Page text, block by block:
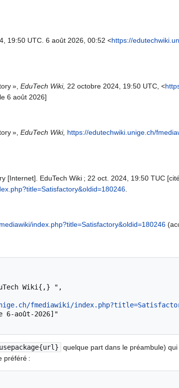
19:50 UTC. 6 août 2026, 00:52 <https://
», EduTech Wiki, 22 octobre 2024, 19:50 UTC, <
6 août 2026]
», EduTech Wiki, https://edutechwiki.unige.ch/
[Internet]. EduTech Wiki ; 22 oct. 2024, 19:50 TUC
index.php?title=Satisfactory&oldid=180246
fmediawiki/
quelque part dans le préambule)
préféré :